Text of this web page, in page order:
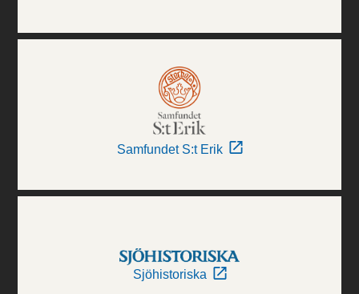
Samfundet S:t Erik
Sjöhistoriska